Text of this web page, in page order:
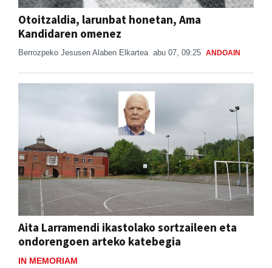
Otoitzaldia, larunbat honetan, Ama
Kandidaren omenez
Berrozpeko Jesusen Alaben Elkartea abu 07, 09:25 ANDOAIN
Aita Larramendi ikastolako sortzaileen eta
ondorengoen arteko katebegia
IN MEMORIAM